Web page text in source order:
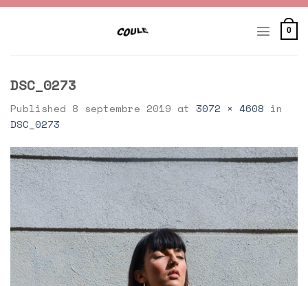
0
DSC_0273
Published 8 septembre 2019 at 3072 × 4608 in
DSC_0273